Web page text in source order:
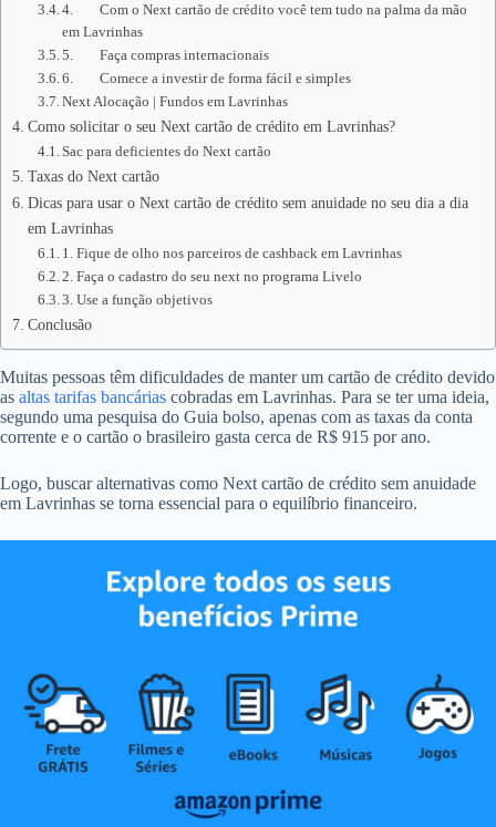
4. Com o Next cartão de crédito você tem tudo na palma da mão
em Lavrinhas
5. Faça compras internacionais
6. Comece a investir de forma fácil e simples
Next Alocação | Fundos em Lavrinhas
Como solicitar o seu Next cartão de crédito em Lavrinhas?
Sac para deficientes do Next cartão
Taxas do Next cartão
Dicas para usar o Next cartão de crédito sem anuidade no seu dia a dia
em Lavrinhas
1. Fique de olho nos parceiros de cashback em Lavrinhas
2. Faça o cadastro do seu next no programa Livelo
3. Use a função objetivos
Conclusão
Muitas pessoas têm dificuldades de manter um cartão de crédito devido
as altas tarifas bancárias cobradas em Lavrinhas. Para se ter uma ideia,
segundo uma pesquisa do Guia bolso, apenas com as taxas da conta
corrente e o cartão o brasileiro gasta cerca de R$ 915 por ano.
Logo, buscar alternativas como Next cartão de crédito sem anuidade
em Lavrinhas se torna essencial para o equilíbrio financeiro.